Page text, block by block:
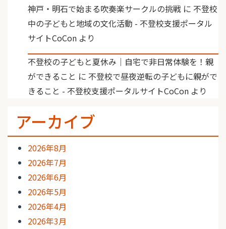
神戸・明石で始まる吹奏楽サークルの挑戦 に 不登校
中の子どもと地域の文化活動 - 不登校支援ポータル
サイトCoCon より
不登校の子どもと夏休み｜自宅で非日常体験を！親
ができること に 不登校で昼夜逆転の子どもに親がで
きること - 不登校支援ポータルサイトCoCon より
アーカイブ
2026年8月
2026年7月
2026年6月
2026年5月
2026年4月
2026年3月